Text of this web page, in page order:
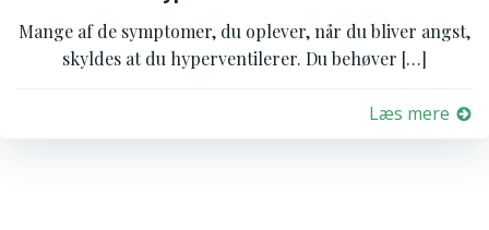
Mange af de symptomer, du oplever, når du bliver angst,
skyldes at du hyperventilerer. Du behøver […]
Læs mere